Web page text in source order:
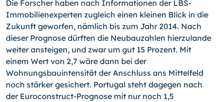
Die Forscher haben nach Informationen der LBS-
Immobilienexperten zugleich einen kleinen Blick in die
Zukunft geworfen, nämlich bis zum Jahr 2014. Nach
dieser Prog­nose dürften die Neubauzahlen hierzulande
weiter ansteigen, und zwar um gut 15 Prozent. Mit
einem Wert von 2,7 wäre dann bei der
Wohnungsbauintensität der An­schluss ans Mittelfeld
noch stärker gesichert. Portugal steht dagegen nach
der Euro­construct-Prognose mit nur noch 1,5